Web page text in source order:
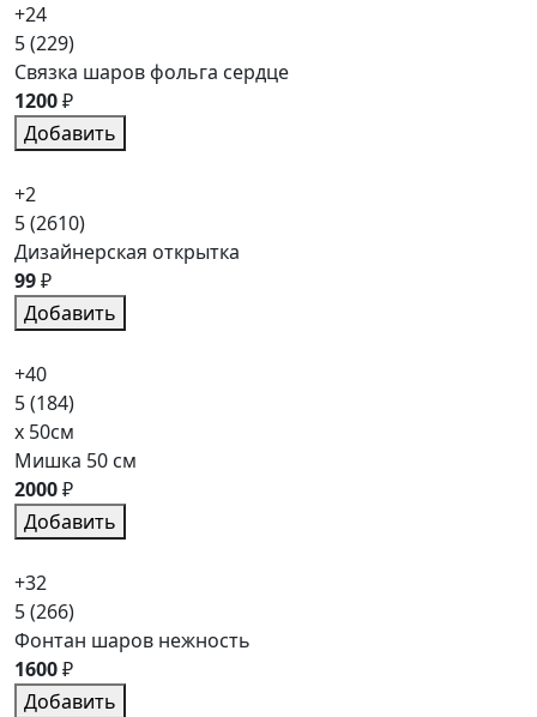
+24
5(229)
Связка шаров фольга сердце
1200₽
Добавить
+2
5(2610)
Дизайнерская открытка
99₽
Добавить
+40
5(184)
x 50см
Мишка 50 см
2000₽
Добавить
+32
5(266)
Фонтан шаров нежность
1600₽
Добавить